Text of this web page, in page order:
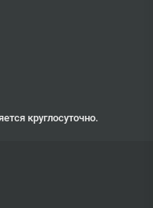
круглосуточно.